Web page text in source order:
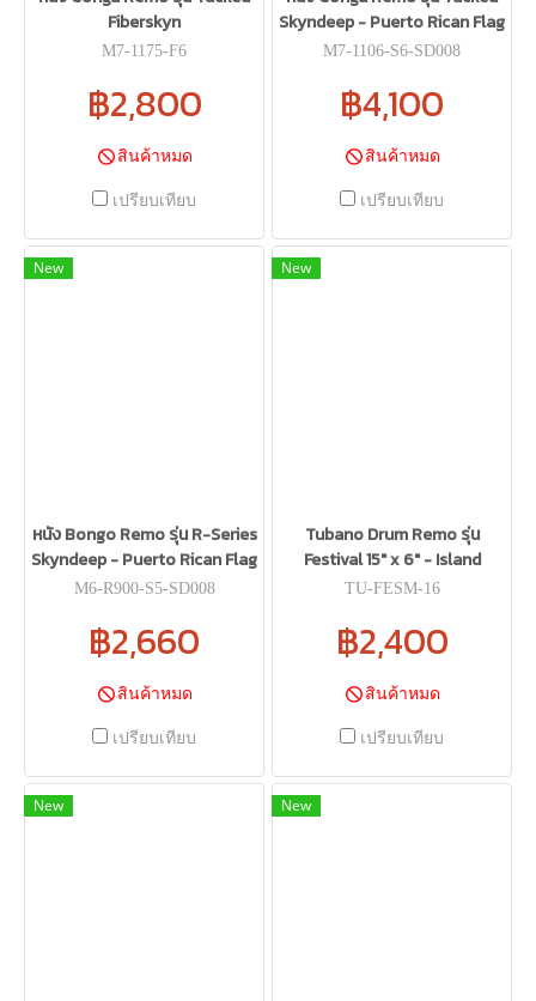
Fiberskyn
M7-1175-F6
฿2,800
สินค้าหมด
เปรียบเทียบ
Skyndeep - Puerto Rican Flag
M7-1106-S6-SD008
฿4,100
สินค้าหมด
เปรียบเทียบ
New
หนัง Bongo Remo รุ่น R-Series
Skyndeep - Puerto Rican Flag
M6-R900-S5-SD008
฿2,660
สินค้าหมด
เปรียบเทียบ
New
Tubano Drum Remo รุ่น
Festival 15" x 6" - Island
TU-FESM-16
฿2,400
สินค้าหมด
เปรียบเทียบ
New New